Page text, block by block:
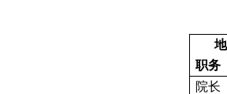
职务
院长